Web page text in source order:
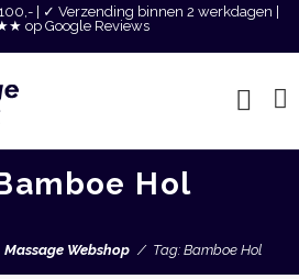
| ✓ Verzending binnen 2 werkdagen |
op Google Reviews
Hol
Massage Webshop Tag: Bamboe Hol